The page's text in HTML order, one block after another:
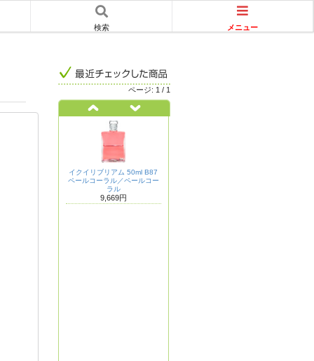
検索 メニュー
ページ: 1 / 1
イクイリブリアム 50ml B87
ペールコーラル／ペールコー
ラル
9,669円